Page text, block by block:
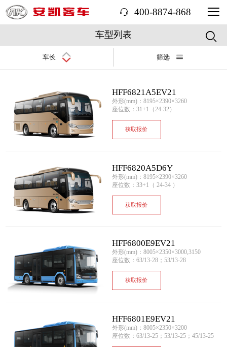
400-8874-868
车型列表
车长 筛选
HFF6821A5EV21
外形(mm)：8195×2390×3260
座位数：31+1（24-32）
获取报价
HFF6820A5D6Y
外形(mm)：8195×2390×3260
座位数：33+1（ 24-34 ）
获取报价
HFF6800E9EV21
外形(mm)：8005×2350×3000,3150
座位数：63/13-28；53/13-28
获取报价
HFF6801E9EV21
外形(mm)：8005×2350×3200
座位数：63/13-25；53/13-25；45/13-25